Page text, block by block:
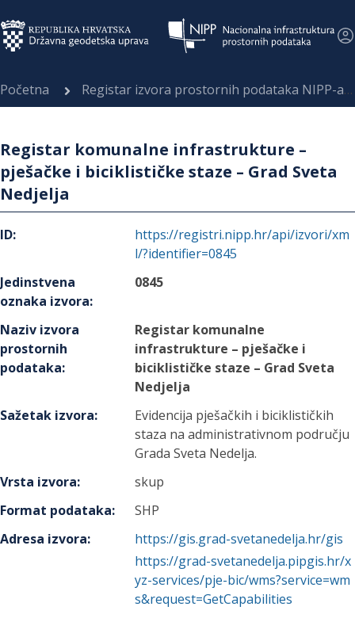
Početna Registar izvora prostornih podataka NIPP-a
Registar komunalne infrastrukture –
pješačke i biciklističke staze – Grad Sveta
Nedjelja
ID:
https://registri.nipp.hr/api/izvori/xm
l/?identifier=0845
Jedinstvena
oznaka izvora:
0845
Naziv izvora
prostornih
podataka:
Registar komunalne
infrastrukture – pješačke i
biciklističke staze – Grad Sveta
Nedjelja
Sažetak izvora:
Evidencija pješačkih i biciklističkih
staza na administrativnom području
Grada Sveta Nedelja.
Vrsta izvora:
skup
Format podataka:
SHP
Adresa izvora:
https://gis.grad-svetanedelja.hr/gis
https://grad-svetanedelja.pipgis.hr/x
yz-services/pje-bic/wms?service=wm
s&request=GetCapabilities